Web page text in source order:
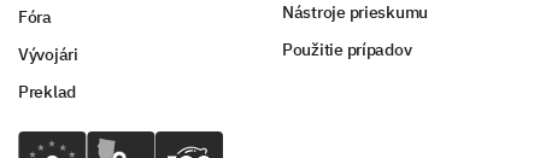
Fóra
Vývojári
Preklad
Nástroje prieskumu
Použitie prípadov